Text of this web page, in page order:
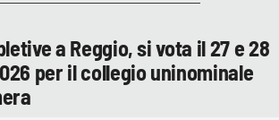
a Reggio, si vota il 27 e 28
per il collegio uninominale